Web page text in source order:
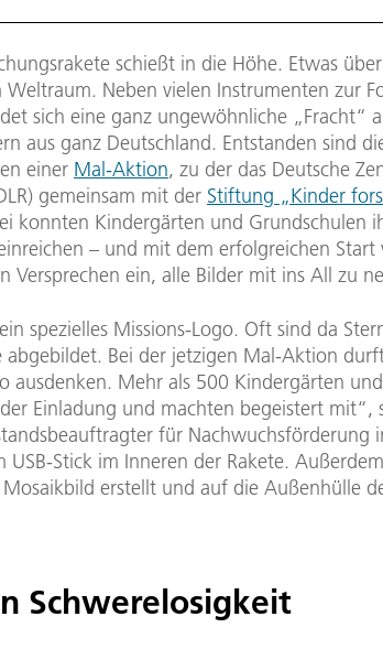
schießt in die Höhe. Etwas
Weltraum. Neben vielen Instrumenten zur
sich eine ganz ungewöhnliche „Fracht“
aus ganz Deutschland. Entstanden sind
einer Mal-Aktion, zu der das Deutsche
gemeinsam mit der Stiftung „Kinder
konnten Kindergärten und Grundschulen
– und mit dem erfolgreichen
Versprechen ein, alle Bilder mit ins All zu
spezielles Missions-Logo. Oft sind da
abgebildet. Bei der jetzigen Mal-Aktion
ausdenken. Mehr als 500 Kindergärten und
Einladung und machten begeistert mit“,
für Nachwuchsförderung
USB-Stick im Inneren der Rakete.
erstellt und auf die Außenhülle
Schwerelosigkeit